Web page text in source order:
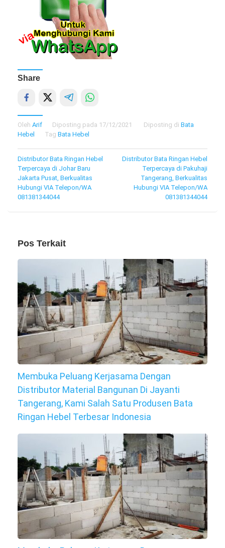
Share
Oleh Arif Diposting pada 17/12/2021 Diposting di Bata
Hebel
Tag Bata Hebel
Navigasi
pos
Distributor Bata Ringan Hebel
Terpercaya di Johar Baru
Jakarta Pusat, Berkualitas
Hubungi VIA Telepon/WA
081381344044
Distributor Bata Ringan Hebel
Terpercaya di Pakuhaji
Tangerang, Berkualitas
Hubungi VIA Telepon/WA
081381344044
Pos Terkait
Membuka Peluang Kerjasama Dengan
Distributor Material Bangunan Di Jayanti
Tangerang, Kami Salah Satu Produsen Bata
Ringan Hebel Terbesar Indonesia